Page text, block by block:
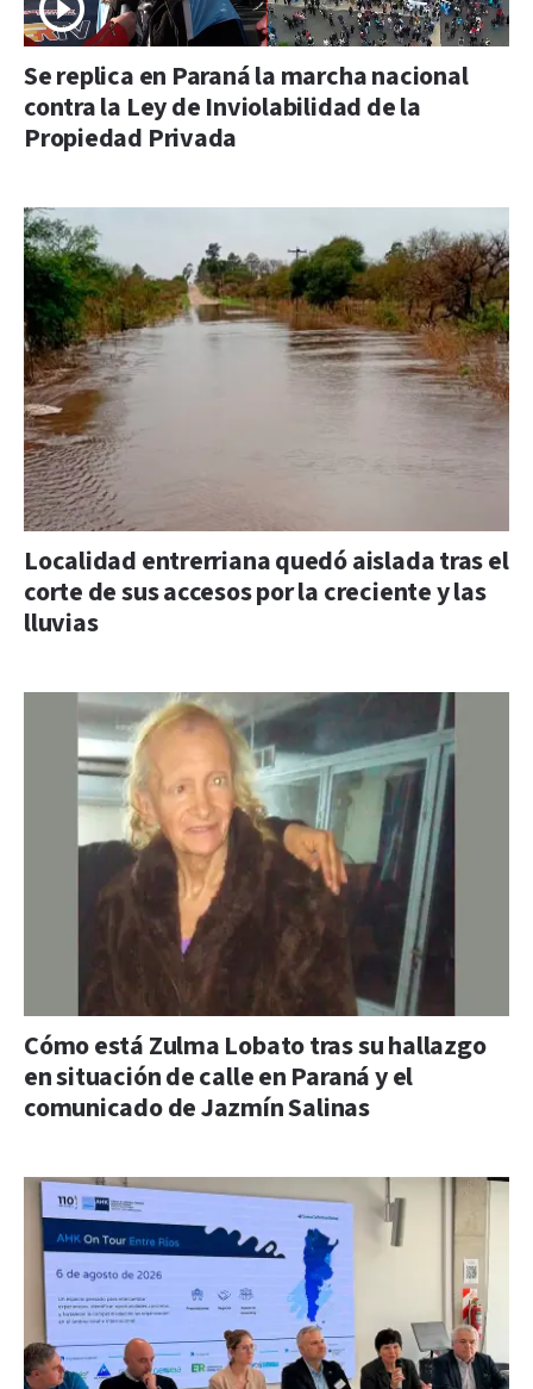
Se replica en Paraná la marcha nacional
contra la Ley de Inviolabilidad de la
Propiedad Privada
Localidad entrerriana quedó aislada tras el
corte de sus accesos por la creciente y las
lluvias
Cómo está Zulma Lobato tras su hallazgo
en situación de calle en Paraná y el
comunicado de Jazmín Salinas